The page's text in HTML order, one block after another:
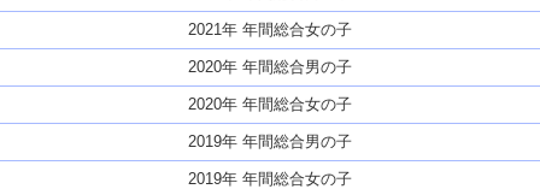
2021年 年間総合女の子
2020年 年間総合男の子
2020年 年間総合女の子
2019年 年間総合男の子
2019年 年間総合女の子